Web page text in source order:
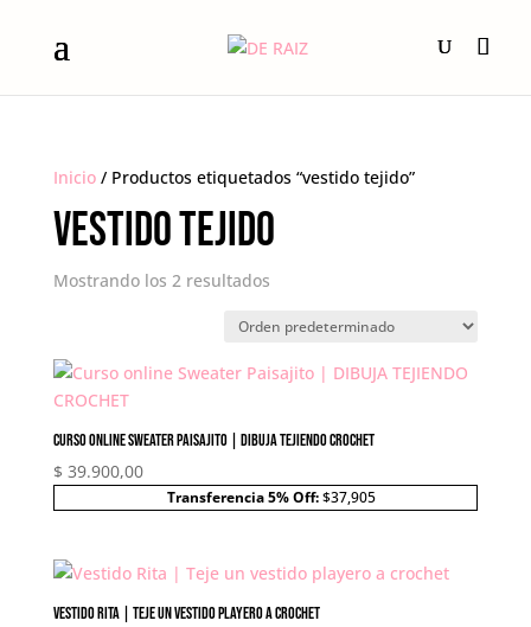
Inicio/ Productos etiquetados “vestido tejido”
vestido tejido
Mostrando los 2 resultados
Curso online Sweater Paisajito | DIBUJA TEJIENDO CROCHET
$ 39.900,00
Transferencia 5% Off:$37,905
Vestido Rita | Teje un vestido playero a crochet